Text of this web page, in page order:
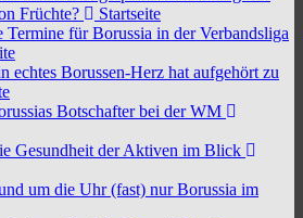
Früchte?
Startseite
Termine für Borussia in der Verbandsliga
echtes Borussen-Herz hat aufgehört zu
Botschafter bei der WM
Gesundheit der Aktiven im Blick
um die Uhr (fast) nur Borussia im